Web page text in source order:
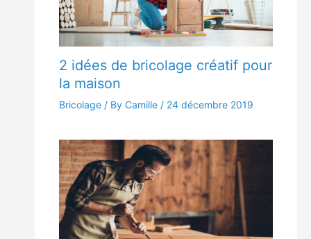
2 idées de bricolage créatif pour
la maison
Bricolage / By Camille / 24 décembre 2019